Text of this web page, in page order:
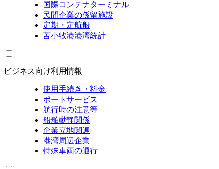
国際コンテナターミナル
民間企業の係留施設
定期・定航船
苫小牧港港湾統計
ビジネス向け利用情報
使用手続き・料金
ポートサービス
航行時の注意等
船舶動静関係
企業立地関連
港湾周辺企業
特殊車両の通行